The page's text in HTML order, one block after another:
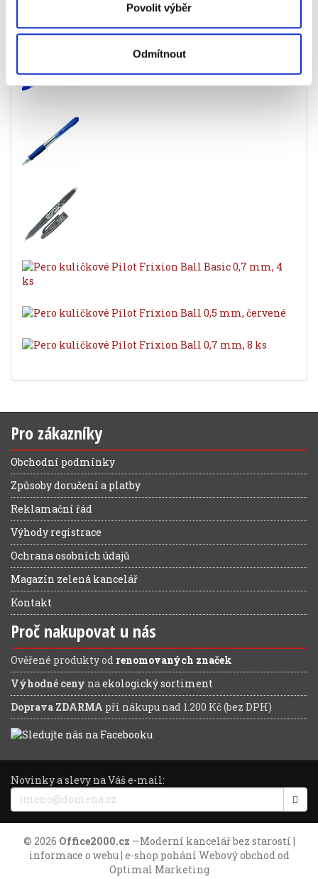
Povolit výběr
Odmítnout
Související produkty
Pro zákazníky
Obchodní podmínky
Způsoby doručení a platby
Reklamační řád
Výhody registrace
Ochrana osobních údajů
Magazín zelená kancelář
Kontakt
Proč nakupovat u nás
Ověřené produkty od renomovaných značek
Výhodné ceny naekologický sortiment
Doprava ZDARMA při nákupu nad 1.200 Kč (bez DPH)
Novinky a slevy na Váš e-mail:
© 2026 Office2000.cz —Moderní kancelář bez starostí |
informace o webu| e-shop pohání Webový obchodod
Optimal Marketing